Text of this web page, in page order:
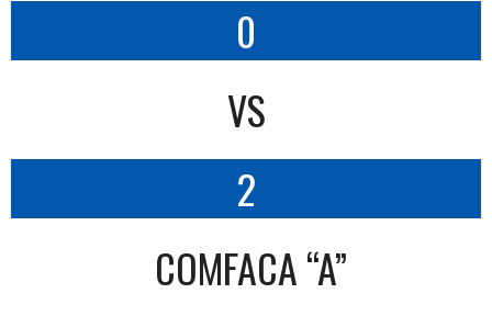
0
VS
2
COMFACA “A”